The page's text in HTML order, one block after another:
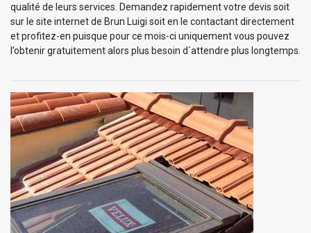
qualité de leurs services. Demandez rapidement votre devis soit
sur le site internet de Brun Luigi soit en le contactant directement
et profitez-en puisque pour ce mois-ci uniquement vous pouvez
l’obtenir gratuitement alors plus besoin d`attendre plus longtemps.